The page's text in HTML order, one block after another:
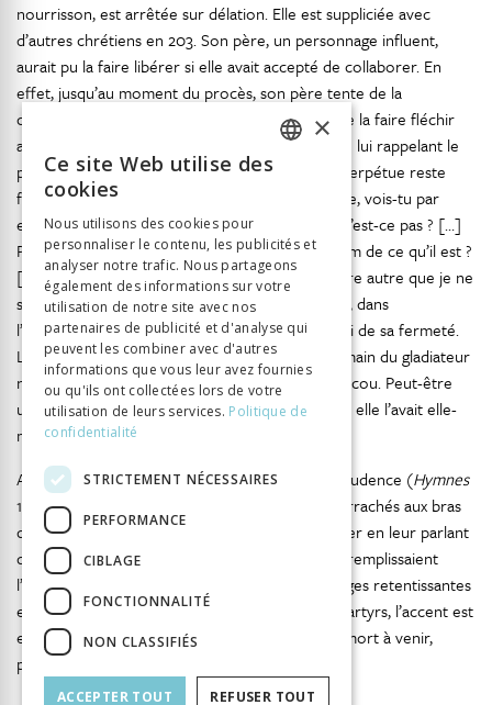
nourrisson, est arrêtée sur délation. Elle est suppliciée avec
d’autres chrétiens en 203. Son père, un personnage influent,
aurait pu la faire libérer si elle avait accepté de collaborer. En
effet, jusqu’au moment du procès, son père tente de la
convaincre de sacrifier à l’empereur et essaie de la faire fléchir
avec toutes sortes d’arguments, entre autres en lui rappelant le
petit enfant qu’elle laissera orphelin. Inflexible, Perpétue reste
fermement dévouée à sa croyance : « Mon père, vois-tu par
exemple ce pichet par terre, c’est un cruchon, n’est-ce pas ? […]
Pourrait-on l’appeler d’un autre nom que du nom de ce qu’il est ?
[…] Pareillement, moi non plus je ne peux me dire autre que je ne
suis, chrétienne ». Le moment du supplice venu, dans
l’amphithéâtre, elle ne perd ni de son courage ni de sa fermeté.
La fin du récit de la passion affirme « quand la main du gladiateur
novice hésitait, elle le guida elle-même vers son cou. Peut-être
une telle femme n’aurait pu être tuée […] que si elle l’avait elle-
même voulu ».
Ailleurs, dans le récit de la passion de Roman, Prudence (Hymnes
10, 8, 791-793) raconte le supplice des enfants arrachés aux bras
de leurs mères, lesquelles tentent de les consoler en leur parlant
de la récompense divine : « ces nobles paroles remplissaient
l’enfant de joie, désormais il se moquait des verges retentissantes
et de la douleur des coups ». Dans le cas des martyrs, l’accent est
en effet souvent mis sur la joie que procure la mort à venir,
plutôt que sur la douleur qui la précède.
ITALIAN
×
Ce site Web utilise des
cookies
Nous utilisons des cookies pour
personnaliser le contenu, les publicités et
analyser notre trafic. Nous partageons
également des informations sur votre
utilisation de notre site avec nos
partenaires de publicité et d'analyse qui
peuvent les combiner avec d'autres
informations que vous leur avez fournies
ou qu'ils ont collectées lors de votre
utilisation de leurs services. Politique de
confidentialité
STRICTEMENT NÉCESSAIRES
PERFORMANCE
CIBLAGE
FONCTIONNALITÉ
NON CLASSIFIÉS
ACCEPTER TOUT REFUSER TOUT